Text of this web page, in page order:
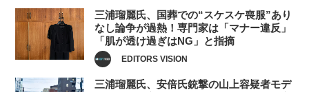
三浦瑠麗氏、国葬での“スケスケ喪服”あり
なし論争が過熱！専門家は「マナー違反」
「肌が透け過ぎはNG」と指摘
EDITORS VISION
三浦瑠麗氏、安倍氏銃撃の山上容疑者モデ